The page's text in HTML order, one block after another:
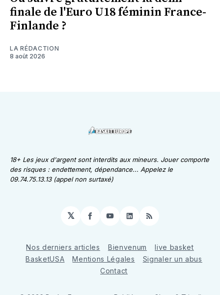
finale de l'Euro U18 féminin France-
Finlande ?
LA RÉDACTION
8 août 2026
18+ Les jeux d'argent sont interdits aux mineurs. Jouer comporte
des risques : endettement, dépendance... Appelez le
09.74.75.13.13 (appel non surtaxé)
𝕏 Facebook
YouTube
LinkedIn
RSS
Nos derniers articles Bienvenum
live basket
BasketUSA
Mentions Légales
Signaler un abus
Contact